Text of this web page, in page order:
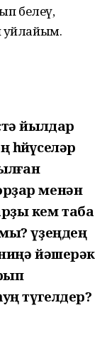
белеү,
уйлайым.
йылдар
менән
кем таба
үҙеңдең
йәшерәк
түгелдер?